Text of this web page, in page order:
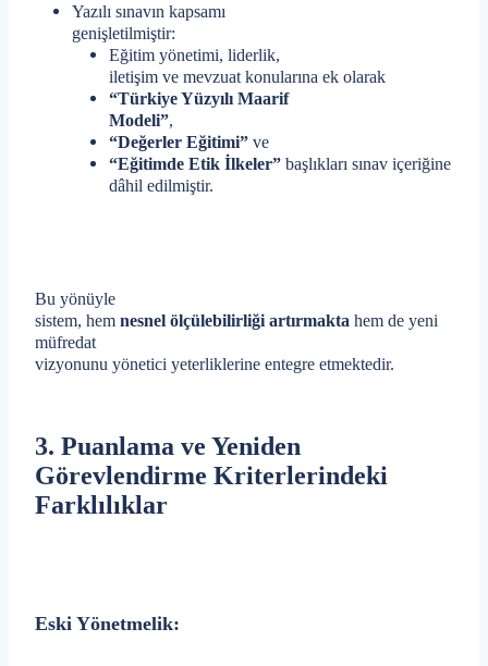
Yazılı sınavın kapsamı
genişletilmiştir:
Eğitim yönetimi, liderlik,
iletişim ve mevzuat konularına ek olarak
“Türkiye Yüzyılı Maarif
Modeli”,
“Değerler Eğitimi” ve
“Eğitimde Etik İlkeler” başlıkları sınav içeriğine
dâhil edilmiştir.
Bu yönüyle
sistem, hem nesnel ölçülebilirliği artırmakta hem de yeni
müfredat
vizyonunu yönetici yeterliklerine entegre etmektedir.
3. Puanlama ve Yeniden
Görevlendirme Kriterlerindeki
Farklılıklar
Eski Yönetmelik: